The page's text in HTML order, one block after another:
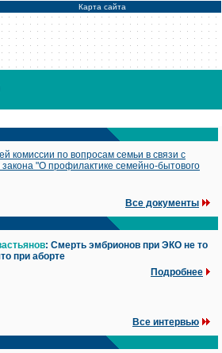
Карта сайта
комиссии по вопросам семьи в связи с
"О профилактике семейно-бытового
Все документы
: Смерть эмбрионов при ЭКО не то
при аборте
Подробнее
Все интервью